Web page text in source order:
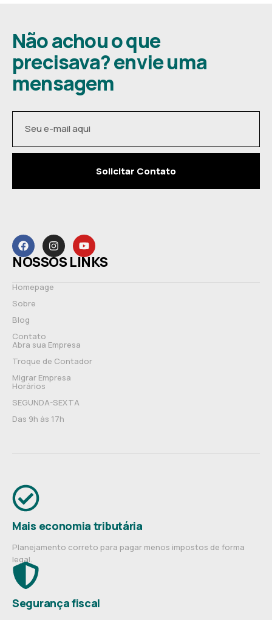
Não achou o que
precisava? envie uma
mensagem
Solicitar Contato
NOSSOS LINKS
Homepage
Sobre
Blog
Contato
Abra sua Empresa
Troque de Contador
Migrar Empresa
Horários
SEGUNDA-SEXTA
Das 9h às 17h
Mais economia tributária
Planejamento correto para pagar menos impostos de forma
legal.
Segurança fiscal